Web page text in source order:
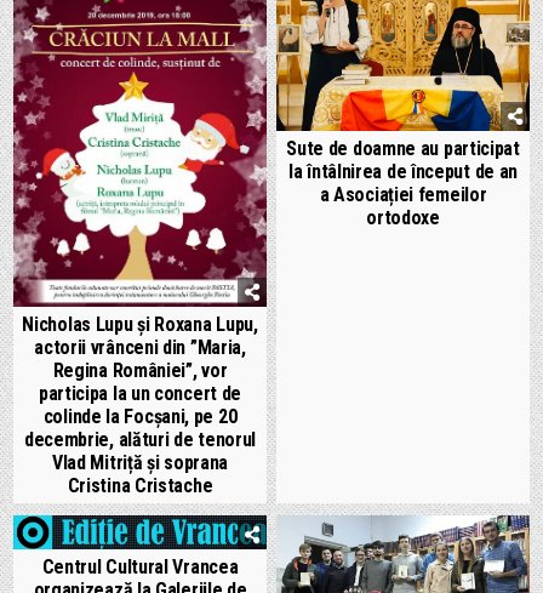
Nicholas Lupu și Roxana Lupu,
actorii vrânceni din ”Maria,
Regina României”, vor
participa la un concert de
colinde la Focșani, pe 20
decembrie, alături de tenorul
Vlad Mitriță și soprana
Cristina Cristache
Sute de doamne au participat
la întâlnirea de început de an
a Asociației femeilor
ortodoxe
Centrul Cultural Vrancea